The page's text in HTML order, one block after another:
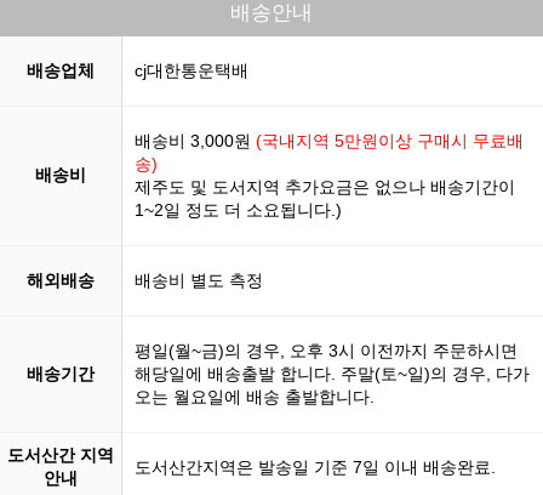
배송안내
배송업체 cj대한통운택배
배송비
배송비 3,000원 (국내지역 5만원이상 구매시 무료배
송)
제주도 및 도서지역 추가요금은 없으나 배송기간이
1~2일 정도 더 소요됩니다.)
해외배송 배송비 별도 측정
배송기간
평일(월~금)의 경우, 오후 3시 이전까지 주문하시면
해당일에 배송출발 합니다. 주말(토~일)의 경우, 다가
오는 월요일에 배송 출발합니다.
도서산간 지역
안내
도서산간지역은 발송일 기준 7일 이내 배송완료.